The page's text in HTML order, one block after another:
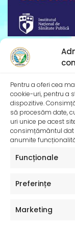
Pentru a oferi cea
cookie-uri, pentru a
dispozitive.
să procesăm date,
uri unice pe acest
consimțământul dat
anumite
Funcționale
Preferințe
Marketing
Ziua
Institutul
Sănătate